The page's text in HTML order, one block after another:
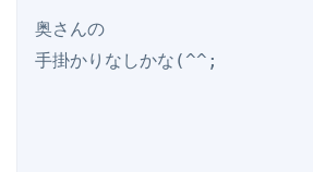
奥さんの
手掛かりなしかな(^^;